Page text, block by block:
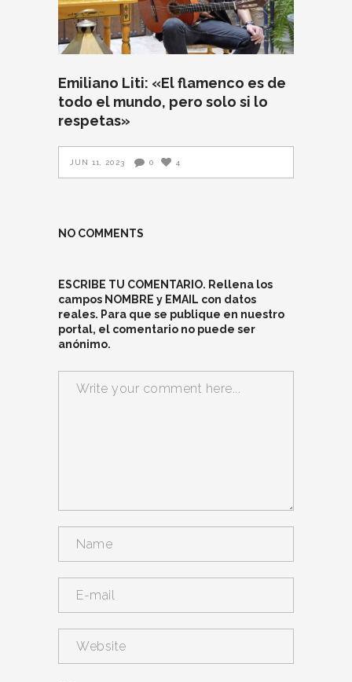
Emiliano Liti: «El flamenco es de
todo el mundo, pero solo si lo
respetas»
JUN 11, 2023 0 4
NO COMMENTS
ESCRIBE TU COMENTARIO. Rellena los
campos NOMBRE y EMAIL con datos
reales. Para que se publique en nuestro
portal, el comentario no puede ser
anónimo.